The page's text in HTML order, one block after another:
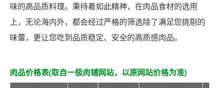
味的高品质料理。秉持着如此精神，在肉品食材的选用
上，无论海内外，都会经过严格的筛选除了满足您挑剔的
味蕾，更让您吃到品质稳定、安全的高质感肉品。
肉品价格表(取自一极肉铺网站，以原网站价格为准)